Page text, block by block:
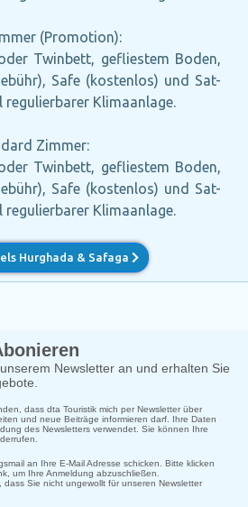
(Promotion):
Twinbett, gefliestem Boden,
Safe (kostenlos) und Sat-
Klimaanlage.
Zimmer:
Twinbett, gefliestem Boden,
Safe (kostenlos) und Sat-
Klimaanlage.
Hurghada & Safaga
Newsletter an und erhalten Sie
dass dta Touristik mich per Newsletter über
und neue Beiträge informieren darf. Ihre Daten
des Newsletters verwendet. Sie können Ihre
an Ihre E-Mail Adresse schicken. Bitte klicken
um Ihre Anmeldung abzuschließen.
dass Sie nicht ungewollt für unseren Newsletter